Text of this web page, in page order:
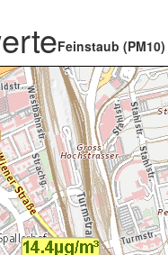
Feinstaub (PM10)